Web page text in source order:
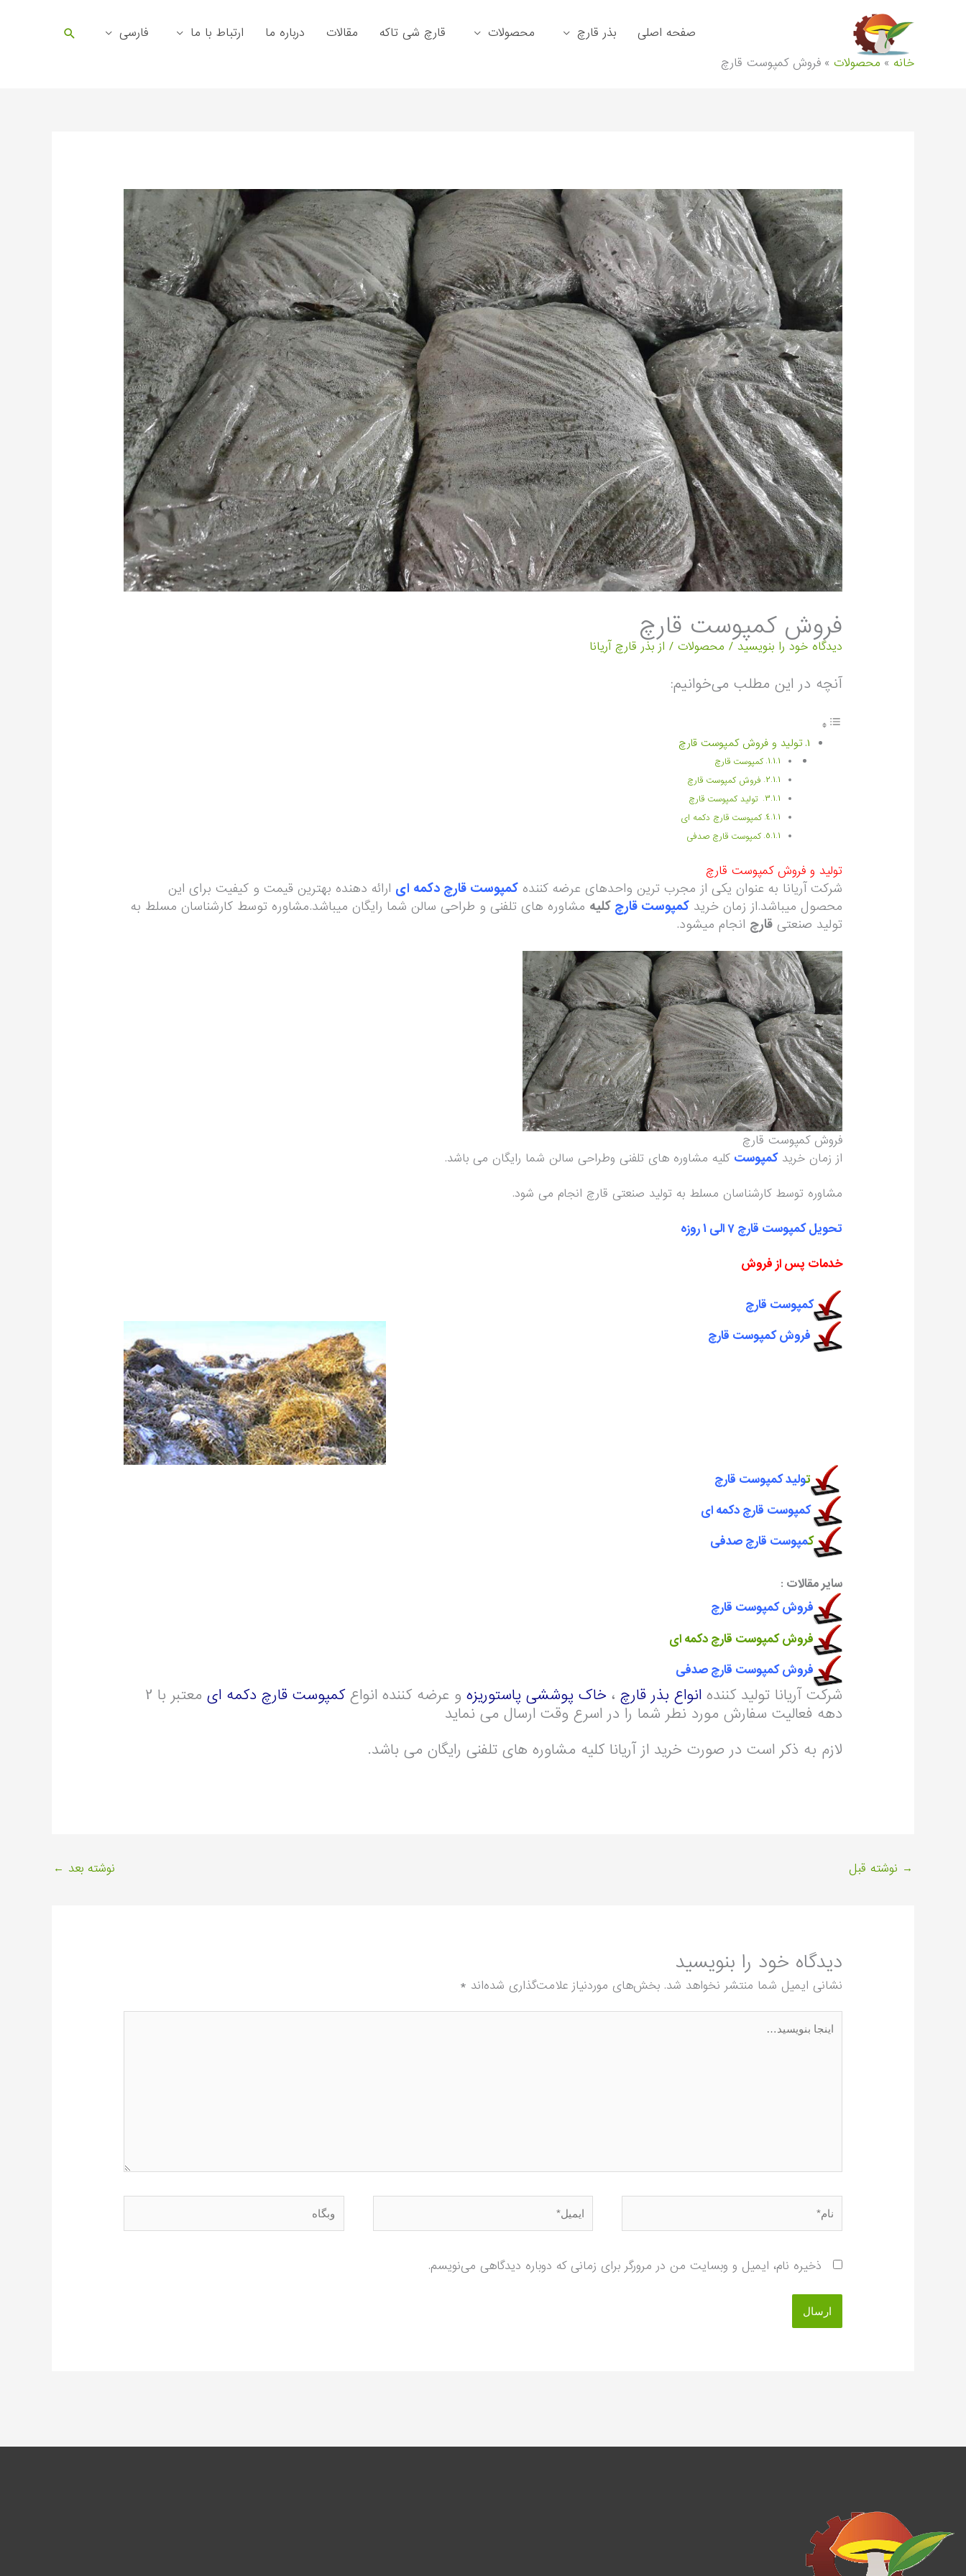
صفحه اصلی بذر قارچ محصولات قارچ شی تاکه مقالات درباره ما ارتباط با ما فارسی جستجو
خانه محصولات فروش کمپوست قارچ
فروش کمپوست قارچ
دیدگاه‌ خود را بنویسید / محصولات / از بذر قارچ آریانا
آنچه در این مطلب می‌خوانیم:
تولید و فروش کمپوست قارچ
کمپوست قارچ
فروش کمپوست قارچ
تولید کمپوست قارچ
کمپوست قارچ دکمه ای
کمپوست قارچ صدفی
تولید و فروش کمپوست قارچ
شرکت آریانا به عنوان یکی از مجرب ترین واحدهای عرضه کنندهکمپوست قارچ دکمه ای ارائه دهنده بهترین قیمت و کیفیت برای این
محصول میباشد.از زمان خریدکمپوست قارچ کلیه مشاوره های تلفنی و طراحی سالن شما رایگان میباشد.مشاوره توسط کارشناسان مسلط به
تولید صنعتیقارچ انجام میشود.
فروش کمپوست قارچ
از زمان خریدکمپوست کلیه مشاوره های تلفنی وطراحی سالن شما رایگان می باشد.
مشاوره توسط کارشناسان مسلط به تولید صنعتی قارچ انجام می شود.
تحویل کمپوست قارچ 7 الی 1 روزه
خدمات پس از فروش
کمپوست قارچ
فروش کمپوست قارچ
تولید کمپوست قارچ
کمپوست قارچ دکمه ای
کمپوست قارچ صدفی
سایر مقالات :
فروش کمپوست قارچ
فروش کمپوست قارچ دکمه ای
فروش کمپوست قارچ صدفی
شرکت آریانا تولید کنندهانواع بذر قارچ ، خاک پوششی پاستوریزه و عرضه کننده انواعکمپوست قارچ دکمه ای
معتبر با 2
دهه فعالیت سفارش مورد نطر شما را در اسرع وقت ارسال می نماید
لازم به ذکر است در صورت خرید از آریانا کلیه مشاوره های تلفنی رایگان می باشد.
→ نوشته قبل نوشته بعد ←
دیدگاه‌ خود را بنویسید
نشانی ایمیل شما منتشر نخواهد شد. بخش‌های موردنیاز علامت‌گذاری شده‌اند *
بنویسید…
وبگاه
ذخیره نام، ایمیل و وبسایت من در مرورگر برای زمانی که دوباره دیدگاهی می‌نویسم.